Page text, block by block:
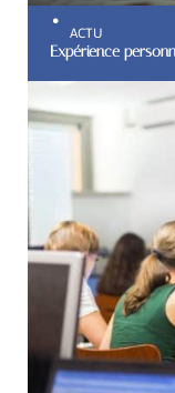
ACTU
Expérience